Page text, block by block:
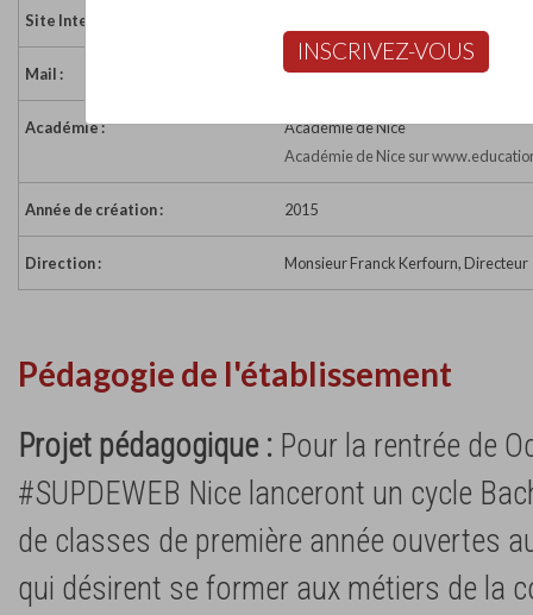
Site Internet :
Mail : info@ecs-nice.com
Académie :
Académie de Nice
Académie de Nice sur
Année de création : 2015
Direction : Monsieur Franck Kerfourn, Directeur
Pédagogie de l'établissement
Projet pédagogique : Pour la rentrée de
#SUPDEWEB Nice lanceront un cycle
de classes de première année ouvertes
qui désirent se former aux métiers de la
INSCRIVEZ-VOUS